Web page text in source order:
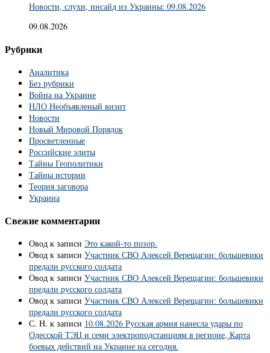
Новости, слухи, инсайд из Украины: 09.08.2026
09.08.2026
Рубрики
Аналитика
Без рубрики
Война на Украине
НЛО Необъявленый визит
Новости
Новый Мировой Порядок
Просветленные
Российские элиты
Тайны Геополитики
Тайны истории
Теория заговора
Украина
Свежие комментарии
Овод к записи Это какой-то позор.
Овод к записи Участник СВО Алексей Верещагин: большевики
предали русского солдата
Овод к записи Участник СВО Алексей Верещагин: большевики
предали русского солдата
Овод к записи Участник СВО Алексей Верещагин: большевики
предали русского солдата
С. Н. к записи 10.08.2026 Русская армия нанесла удары по
Одесской ТЭЦ и семи электроподстанциям в регионе, Карта
боевых действий на Украине на сегодня.